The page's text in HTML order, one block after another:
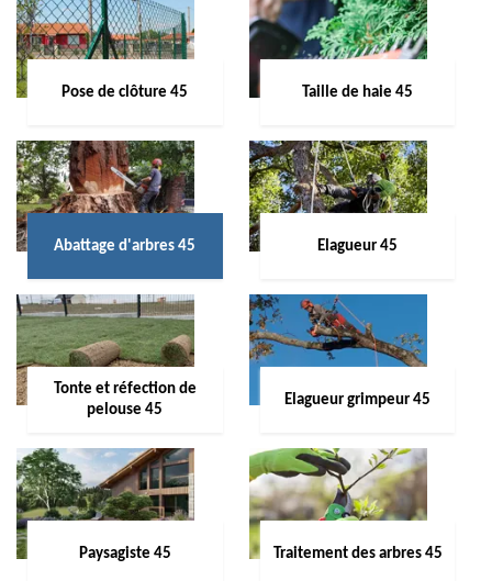
Pose de clôture 45 Taille de haie 45
Abattage d'arbres 45 Elagueur 45
Tonte et réfection de
pelouse 45
Elagueur grimpeur 45
Paysagiste 45 Traitement des arbres 45